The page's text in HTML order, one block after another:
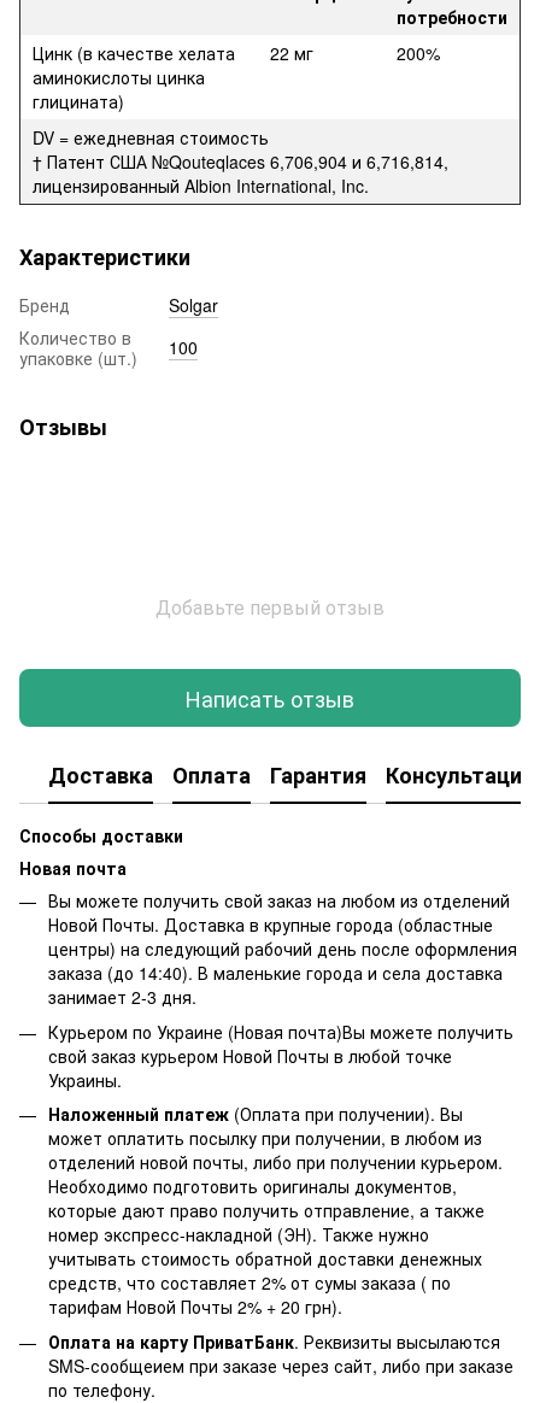
потребности
Цинк (в качестве хелата
аминокислоты цинка
глицината)
22 мг 200%
DV = ежедневная стоимость
† Патент США №Qouteqlaces 6,706,904 и 6,716,814,
лицензированный Albion International, Inc.
Характеристики
Бренд
Solgar
Количество в
упаковке (шт.)
100
Отзывы
Добавьте первый отзыв
Написать отзыв
Доставка Оплата Гарантия Консультация
Способы доставки
Новая почта
Вы можете получить свой заказ на любом из отделений
Новой Почты. Доставка в крупные города (областные
центры) на следующий рабочий день после оформления
заказа (до 14:40). В маленькие города и села доставка
занимает 2-3 дня.
Курьером по Украине (Новая почта)Вы можете получить
свой заказ курьером Новой Почты в любой точке
Украины.
Наложенный платеж (Оплата при получении). Вы
может оплатить посылку при получении, в любом из
отделений новой почты, либо при получении курьером.
Необходимо подготовить оригиналы документов,
которые дают право получить отправление, а также
номер экспресс-накладной (ЭН). Также нужно
учитывать стоимость обратной доставки денежных
средств, что составляет 2% от сумы заказа ( по
тарифам Новой Почты 2% + 20 грн).
Оплата на карту ПриватБанк. Реквизиты высылаются
SMS-сообщеием при заказе через сайт, либо при заказе
по телефону.